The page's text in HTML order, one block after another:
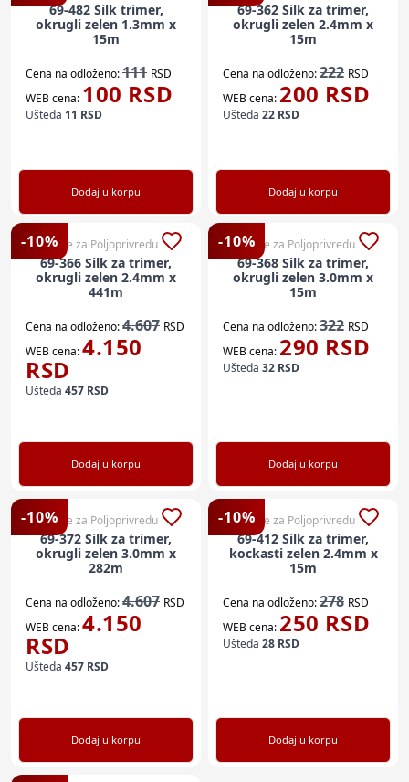
69-482 Silk trimer,
okrugli zelen 1.3mm x
15m
Cena na odloženo:111 RSD
WEB cena: 100 RSD
Ušteda 11 RSD
Dodaj u korpu
69-362 Silk za trimer,
okrugli zelen 2.4mm x
15m
Cena na odloženo:222 RSD
WEB cena: 200 RSD
Ušteda 22 RSD
Dodaj u korpu
-10%Sve za Poljoprivredu
69-366 Silk za trimer,
okrugli zelen 2.4mm x
441m
Cena na odloženo:4.607 RSD
WEB cena:4.150
RSD
Ušteda 457 RSD
Dodaj u korpu
-10%Sve za Poljoprivredu
69-368 Silk za trimer,
okrugli zelen 3.0mm x
15m
Cena na odloženo:322 RSD
WEB cena: 290 RSD
Ušteda 32 RSD
Dodaj u korpu
-10%Sve za Poljoprivredu
69-372 Silk za trimer,
okrugli zelen 3.0mm x
282m
Cena na odloženo:4.607 RSD
WEB cena:4.150
RSD
Ušteda 457 RSD
Dodaj u korpu
-10%Sve za Poljoprivredu
69-412 Silk za trimer,
kockasti zelen 2.4mm x
15m
Cena na odloženo:278 RSD
WEB cena: 250 RSD
Ušteda 28 RSD
Dodaj u korpu